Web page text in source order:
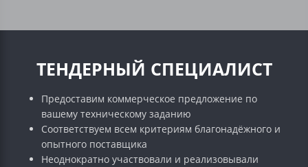
ТЕНДЕРНЫЙ СПЕЦИАЛИСТ
Предоставим коммерческое предложение по
вашему техническому заданию
Соответствуем всем критериям благонадёжного и
опытного поставщика
Неоднократно участвовали и реализовывали